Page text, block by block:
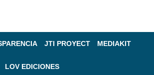
JTI PROYECT MEDIAKIT
LOV EDICIONES